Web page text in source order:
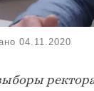
04.11.2020